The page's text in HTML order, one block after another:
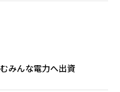
みんな電力へ出資